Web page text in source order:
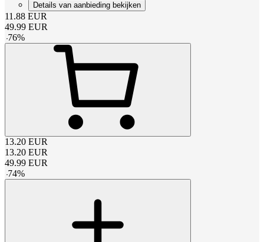
Details van aanbieding bekijken
11.88 EUR
49.99 EUR
-76%
13.20 EUR
13.20 EUR
49.99 EUR
-74%